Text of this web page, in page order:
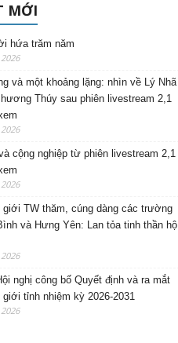
MỚI
hứa trăm năm
và một khoảng lặng: nhìn về Lý Nhã
Thúy sau phiên livestream 2,1
cộng nghiệp từ phiên livestream 2,1
giới TW thăm, cúng dàng các trường
và Hưng Yên: Lan tỏa tinh thần hộ
nghị công bố Quyết định và ra mắt
giới tỉnh nhiệm kỳ 2026-2031